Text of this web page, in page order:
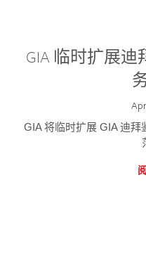
GIA 临时扩展
GIA 将临时扩展 GIA 迪拜